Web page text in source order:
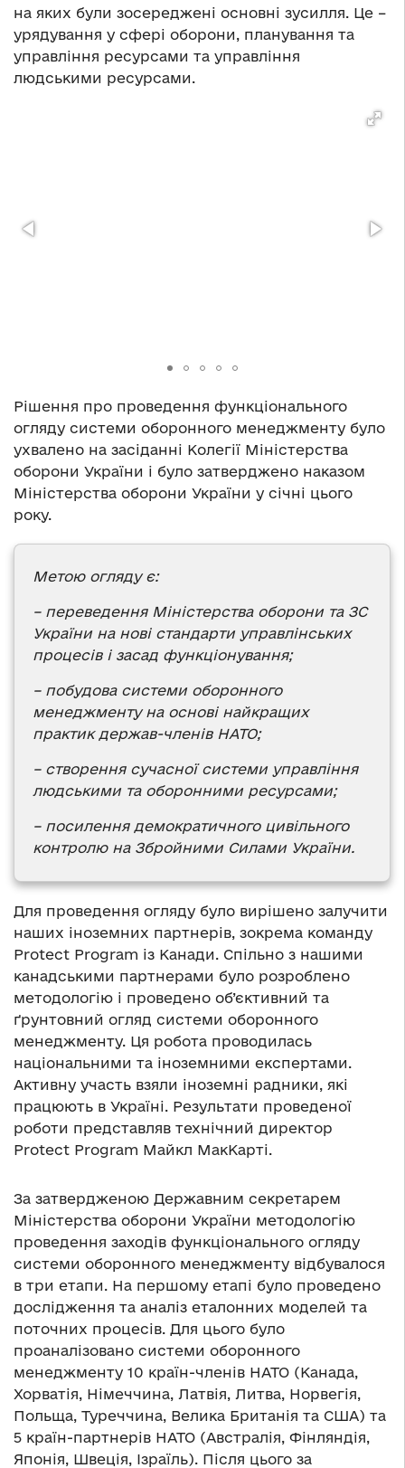
на яких були зосереджені основні зусилля. Це –
урядування у сфері оборони, планування та
управління ресурсами та управління
людськими ресурсами.
Рішення про проведення функціонального
огляду системи оборонного менеджменту було
ухвалено на засіданні Колегії Міністерства
оборони України і було затверджено наказом
Міністерства оборони України у січні цього
року.
Метою огляду є:
– переведення Міністерства оборони та ЗС
України на нові стандарти управлінських
процесів і засад функціонування;
– побудова системи оборонного
менеджменту на основі найкращих
практик держав-членів НАТО;
– створення сучасної системи управління
людськими та оборонними ресурсами;
– посилення демократичного цивільного
контролю на Збройними Силами України.
Для проведення огляду було вирішено залучити
наших іноземних партнерів, зокрема команду
Protect Program із Канади. Спільно з нашими
канадськими партнерами було розроблено
методологію і проведено об’єктивний та
ґрунтовний огляд системи оборонного
менеджменту. Ця робота проводилась
національними та іноземними експертами.
Активну участь взяли іноземні радники, які
працюють в Україні. Результати проведеної
роботи представляв технічний директор
Protect Program Майкл МакКарті.
За затвердженою Державним секретарем
Міністерства оборони України методологію
проведення заходів функціонального огляду
системи оборонного менеджменту відбувалося
в три етапи. На першому етапі було проведено
дослідження та аналіз еталонних моделей та
поточних процесів. Для цього було
проаналізовано системи оборонного
менеджменту 10 країн-членів НАТО (Канада,
Хорватія, Німеччина, Латвія, Литва, Норвегія,
Польща, Туреччина, Велика Британія та США) та
5 країн-партнерів НАТО (Австралія, Фінляндія,
Японія, Швеція, Ізраїль). Після цього за